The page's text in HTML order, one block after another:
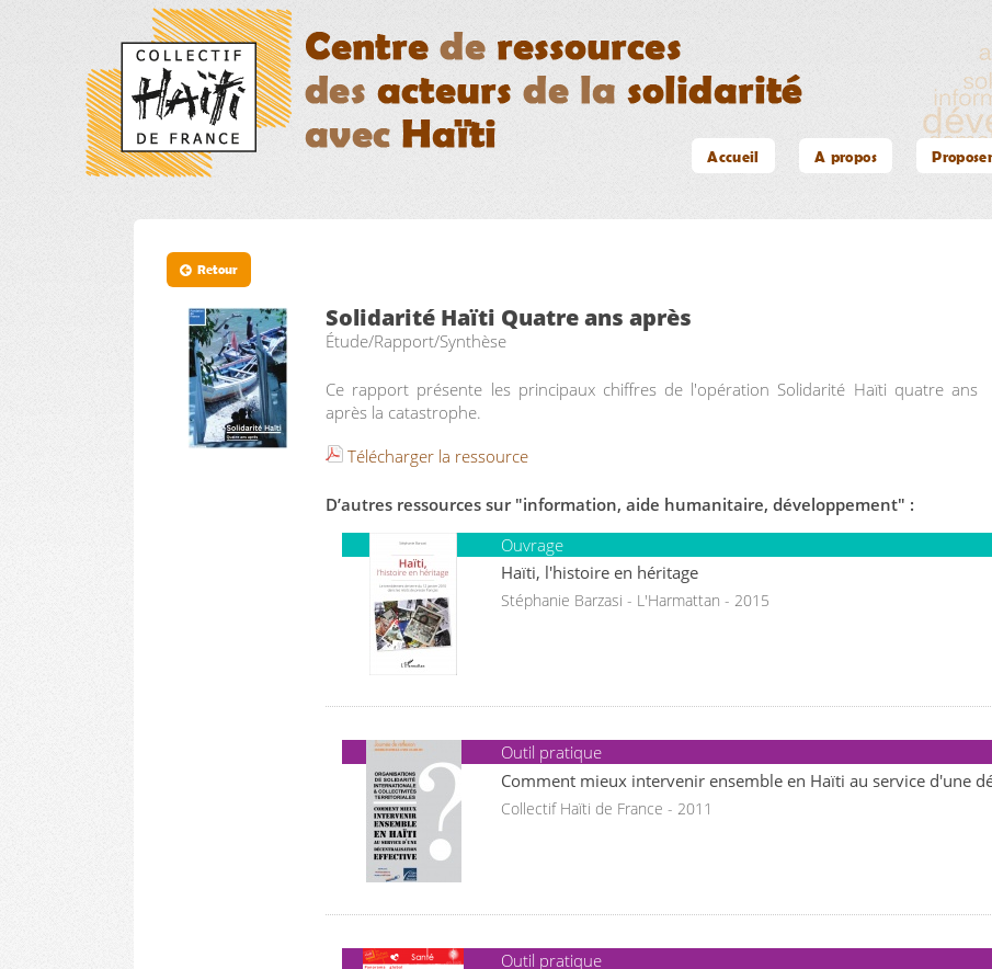
Accueil A propos
Retour
Solidarité Haïti Quatre ans après
Étude/Rapport/Synthèse
Ce rapport présente les principaux chiffres de l'opération Solidarité Haïti quatre ans
après la catastrophe.
Télécharger la ressource
D’autres ressources sur "information, aide humanitaire, développement" :
Ouvrage
Haïti, l'histoire en héritage
Stéphanie Barzasi - L'Harmattan - 2015
Outil pratique
Comment mieux intervenir ensemble en Haïti au service d'une
Collectif Haïti de France - 2011
Outil pratique